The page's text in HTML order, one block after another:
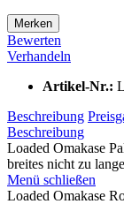
Merken
Bewerten
Verhandeln
Artikel-Nr.:
Beschreibung
Beschreibung
Loaded Omakase
breites nicht zu
Menü schließen
Loaded Omakase